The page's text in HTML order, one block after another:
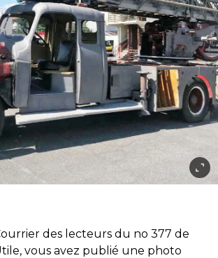
des lecteurs du no 377 de
vous avez publié une photo